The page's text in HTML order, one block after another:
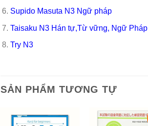
Supido Masuta N3 Ngữ pháp
Taisaku N3 Hán tự,Từ vững, Ngữ Pháp
Try N3
SẢN PHẨM TƯƠNG TỰ